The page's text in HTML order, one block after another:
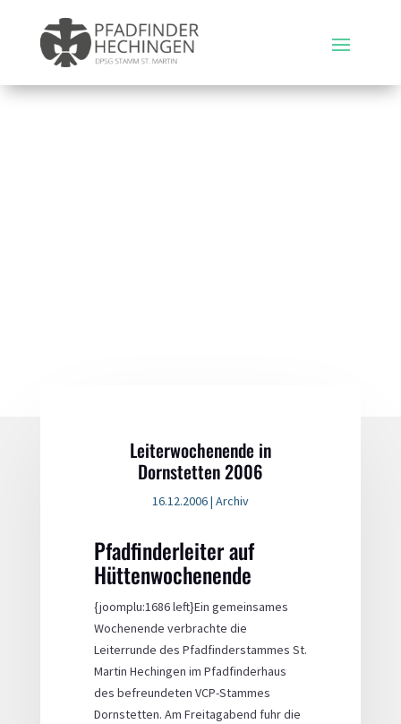
Leiterwochenende in
Dornstetten 2006
16.12.2006| Archiv
Pfadfinderleiter auf
Hüttenwochenende
{joomplu:1686 left}Ein gemeinsames
Wochenende verbrachte die
Leiterrunde des Pfadfinderstammes St.
Martin Hechingen im Pfadfinderhaus
des befreundeten VCP-Stammes
Dornstetten. Am Freitagabend fuhr die